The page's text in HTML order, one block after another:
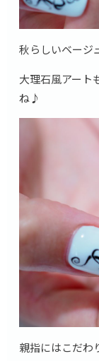
秋らしいベージ
大理石風アート
ね♪
親指にはこだ